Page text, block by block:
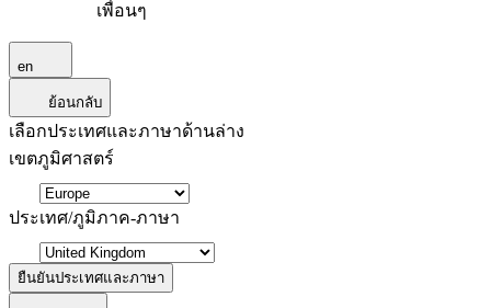
เพื่อนๆ
en
ย้อนกลับ
เลือกประเทศและภาษาด้านล่าง
เขตภูมิศาสตร์
ประเทศ/ภูมิภาค-ภาษา
ยืนยันประเทศและภาษา